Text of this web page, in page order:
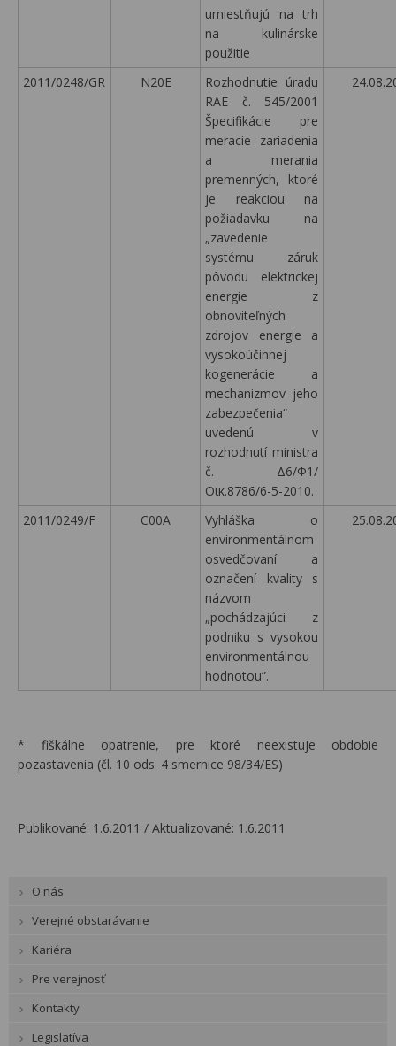
umiestňujú na trh
na kulinárske
použitie
2011/0248/GR
N20E
Rozhodnutie úradu
RAE č. 545/2001
Špecifikácie pre
meracie zariadenia
a merania
premenných, ktoré
je reakciou na
požiadavku na
„zavedenie
systému záruk
pôvodu elektrickej
energie z
obnoviteľných
zdrojov energie a
vysokoúčinnej
kogenerácie a
mechanizmov jeho
zabezpečenia“
uvedenú v
rozhodnutí ministra
č. Δ6/Φ1/
Οικ.8786/6-5-2010.
2011/0249/F C00A
Vyhláška o
environmentálnom
osvedčovaní a
označení kvality s
názvom
„pochádzajúci z
podniku s vysokou
environmentálnou
hodnotou”.
* fiškálne opatrenie, pre ktoré neexistuje obdobie
pozastavenia (čl. 10 ods. 4 smernice 98/34/ES)
Publikované: 1.6.2011 / Aktualizované: 1.6.2011
O nás
Verejné obstarávanie
Kariéra
Pre verejnosť
Kontakty
Legislatíva